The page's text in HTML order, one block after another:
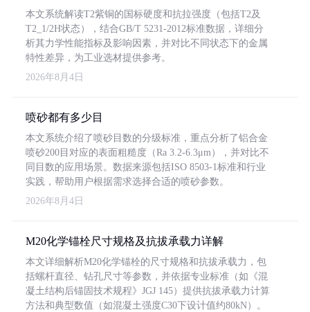
本文系统解读T2紫铜的国标硬度和抗拉强度（包括T2及
T2_1/2H状态），结合GB/T 5231-2012标准数据，详细分
析其力学性能指标及影响因素，并对比不同状态下的金属
特性差异，为工业选材提供参考。
2026年8月4日
喷砂都有多少目
本文系统介绍了喷砂目数的分级标准，重点分析了铝合金
喷砂200目对应的表面粗糙度（Ra 3.2-6.3μm），并对比不
同目数的应用场景。数据来源包括ISO 8503-1标准和行业
实践，帮助用户根据需求选择合适的喷砂参数。
2026年8月4日
M20化学锚栓尺寸规格及抗拔承载力详解
本文详细解析M20化学锚栓的尺寸规格和抗拔承载力，包
括螺杆直径、钻孔尺寸等参数，并依据专业标准（如《混
凝土结构后锚固技术规程》JGJ 145）提供抗拔承载力计算
方法和典型数值（如混凝土强度C30下设计值约80kN）。